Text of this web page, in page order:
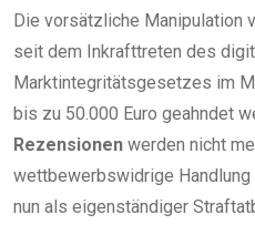
Die vorsätzliche Manipulation
seit dem Inkrafttreten des
Marktintegritätsgesetzes im
bis zu 50.000 Euro geahndet
Rezensionen werden nicht
wettbewerbswidrige
nun als eigenständiger